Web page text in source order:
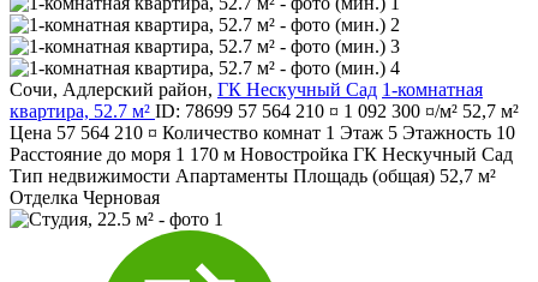
Сочи, Адлерский район, ГК Нескучный Сад 1-комнатная
квартира, 52.7 м² ID: 78699 57 564 210 ¤ 1 092 300 ¤/м² 52,7 м²
Цена 57 564 210 ¤ Количество комнат 1 Этаж 5 Этажность 10
Расстояние до моря 1 170 м Новостройка ГК Нескучный Сад
Тип недвижимости Апартаменты Площадь (общая) 52,7 м²
Отделка Черновая